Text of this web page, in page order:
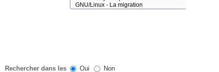
Rechercher dans les Oui Non